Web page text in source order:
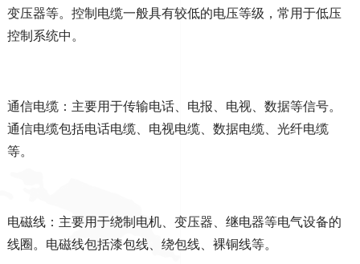
变压器等。控制电缆一般具有较低的电压等级，常用于低压
控制系统中。
通信电缆：主要用于传输电话、电报、电视、数据等信号。
通信电缆包括电话电缆、电视电缆、数据电缆、光纤电缆
等。
电磁线：主要用于绕制电机、变压器、继电器等电气设备的
线圈。电磁线包括漆包线、绕包线、裸铜线等。